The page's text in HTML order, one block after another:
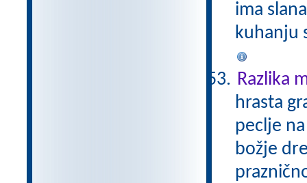
ima
kuhanju
Razlika
hrasta
peclje
božje